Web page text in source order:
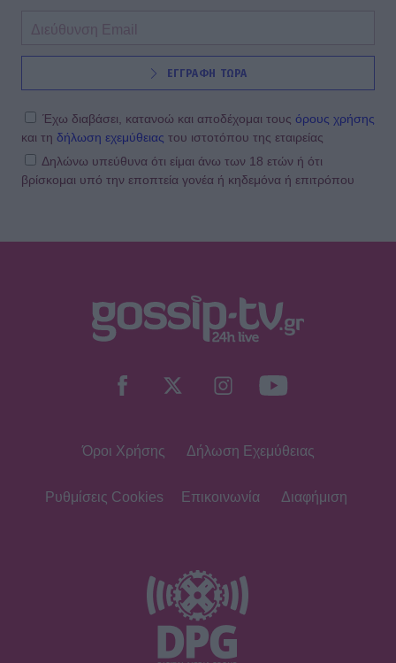
ΕΓΓΡΑΦΗ ΤΩΡΑ
Έχω διαβάσει, κατανοώ και αποδέχομαι τους όρους χρήσης
και τη δήλωση εχεμύθειας του ιστοτόπου της εταιρείας
Δηλώνω υπεύθυνα ότι είμαι άνω των 18 ετών ή ότι
βρίσκομαι υπό την εποπτεία γονέα ή κηδεμόνα ή επιτρόπου
Όροι Χρήσης Δήλωση Εχεμύθειας
Ρυθμίσεις Cookies Επικοινωνία Διαφήμιση